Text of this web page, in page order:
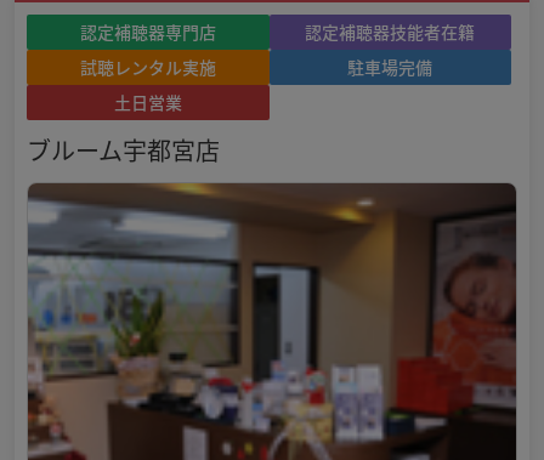
認定補聴器専門店
認定補聴器技能者在籍
試聴レンタル実施
駐車場完備
土日営業
ブルーム宇都宮店